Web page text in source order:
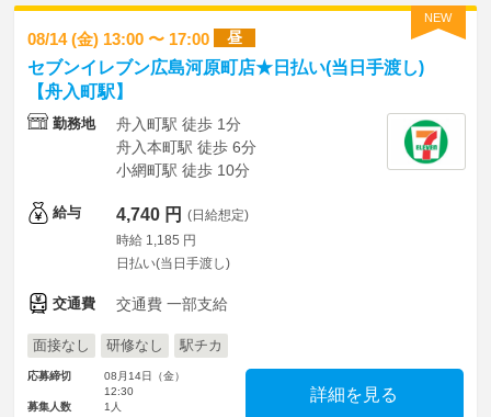
NEW
08/14 (金) 13:00 〜 17:00 昼
セブンイレブン広島河原町店★日払い(当日手渡し)
【舟入町駅】
勤務地
舟入町駅 徒歩 1分
舟入本町駅 徒歩 6分
小網町駅 徒歩 10分
給与 4,740 円 (日給想定)
時給 1,185 円
日払い(当日手渡し)
交通費 交通費 一部支給
面接なし 研修なし 駅チカ
応募締切
08月14日（金）
12:30
募集人数
1人
詳細を見る